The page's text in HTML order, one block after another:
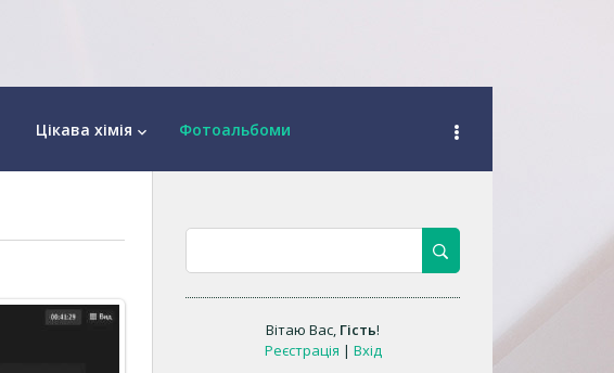
Цікава хімія keyboard_arrow_down Фотоальбоми
Вітаю Вас, Гість!
Реєстрація | Вхід